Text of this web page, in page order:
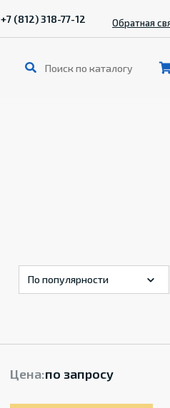
+7 (812) 318-77-12 Обратная
Цена:по запросу